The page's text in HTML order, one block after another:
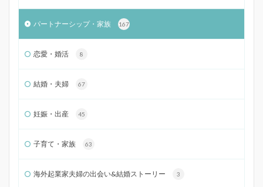
パートナーシップ・家族 167
恋愛・婚活 8
結婚・夫婦 67
妊娠・出産 45
子育て・家族 63
海外起業家夫婦の出会い&結婚ストーリー 3